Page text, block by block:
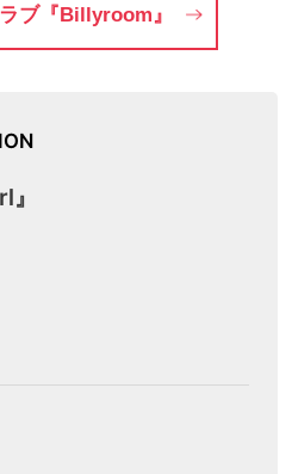
ブ『Billyroom』